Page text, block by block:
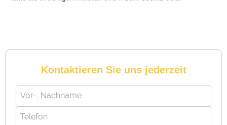
Service rufen. Techniker war schnell da, aber das Ersatzteil
Trotzdem zufrieden.
Kontaktieren Sie uns jederzeit